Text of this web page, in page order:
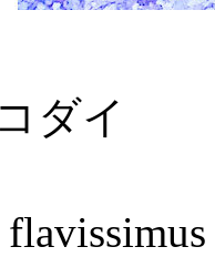
ダイ